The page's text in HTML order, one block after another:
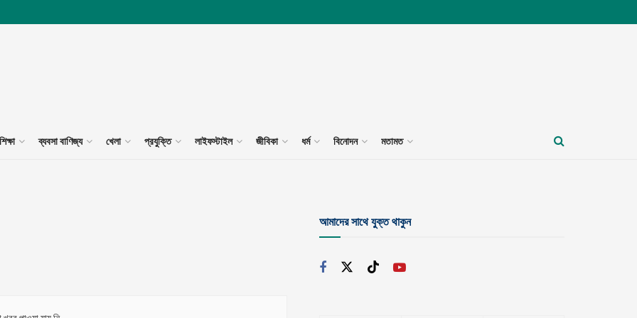
শিক্ষা ব্যবসা বাণিজ্য খেলা প্রযুক্তি লাইফস্টাইল জীবিকা ধর্ম বিনোদন মতামত
আমাদের সাথে যুক্ত থাকুন